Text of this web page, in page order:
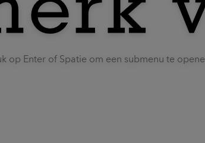
op Enter of Spatie om een submenu te